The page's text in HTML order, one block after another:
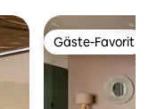
Gäste-Favorit
Gäste-Favorit